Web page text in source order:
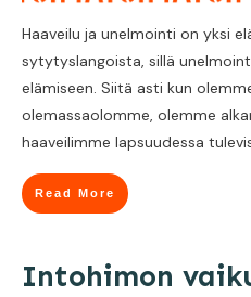
Haaveilu ja unelmointi on yksi
sytytyslangoista, sillä
elämiseen. Siitä asti kun
olemassaolomme, olemme
haaveilimme lapsuudessa
Read More
Intohimon